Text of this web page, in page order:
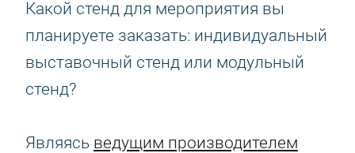
Какой стенд для мероприятия вы
планируете заказать: индивидуальный
выставочный стенд или модульный
стенд?
Являясь ведущим производителем